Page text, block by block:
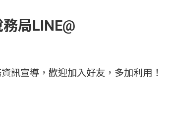
局LINE@
訊宣導，歡迎加入好友，多加利用！